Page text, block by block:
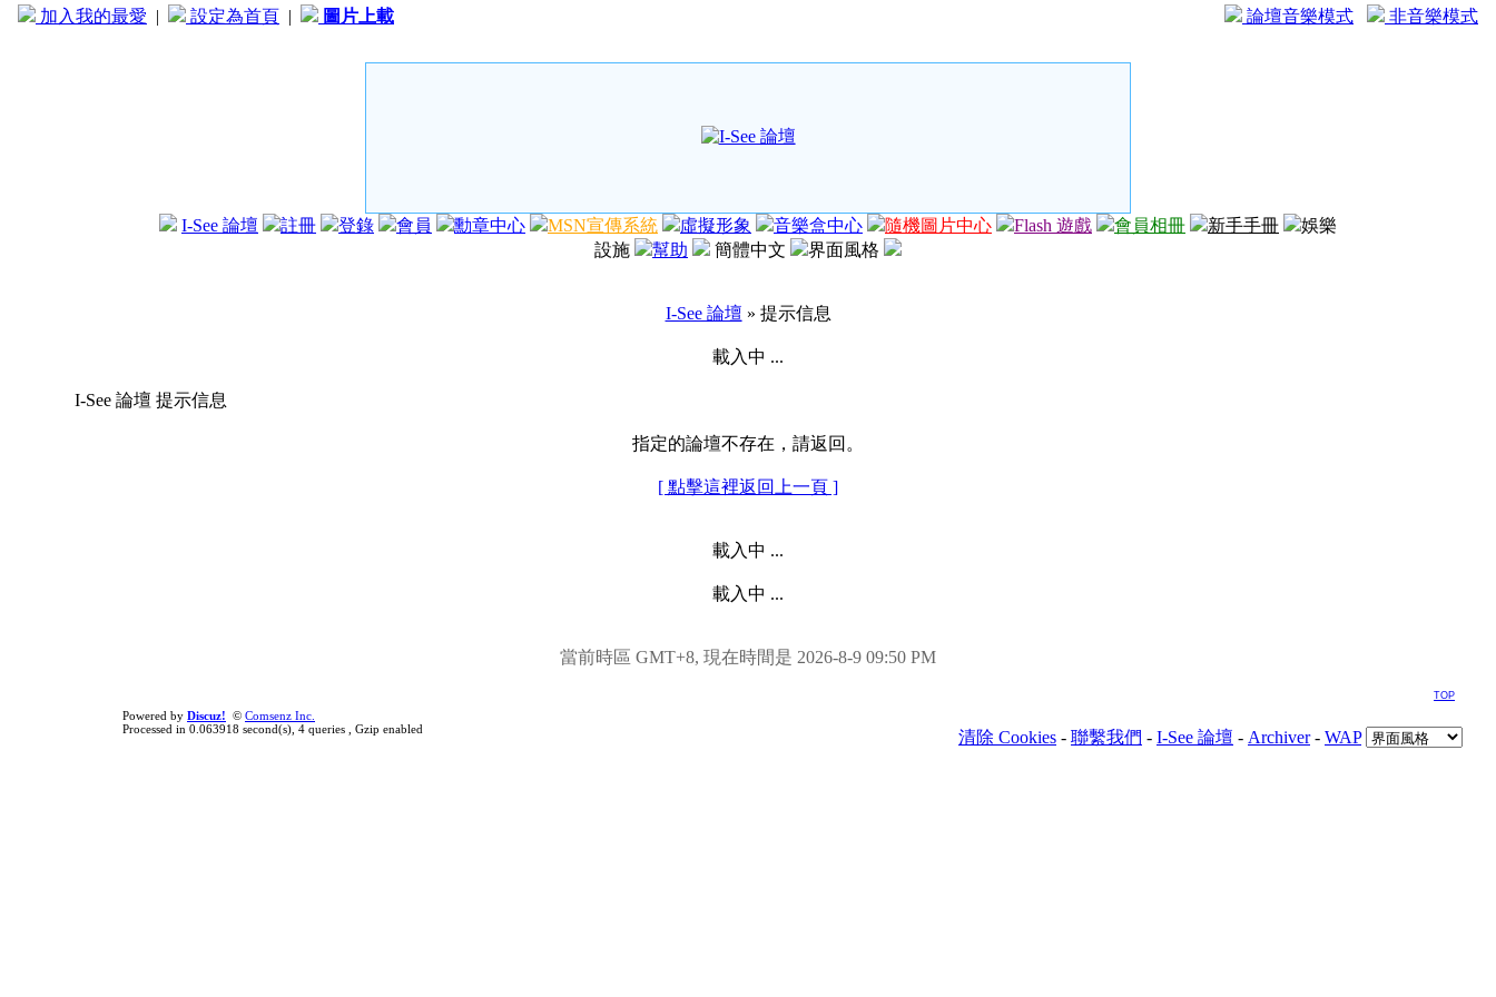
加入我的最愛 | 設定為首頁 | 圖片上載 論壇音樂模式 非音樂模式
I-See 論壇 註冊 登錄 會員 勳章中心 MSN宣傳系統 虛擬形象 音樂盒中心 隨機圖片中心 Flash 遊戲 會員相冊 新手手冊
娛樂
設施
幫助 簡體中文 界面風格
I-See 論壇 » 提示信息
載入中 ...
I-See 論壇 提示信息
指定的論壇不存在，請返回。
[ 點擊這裡返回上一頁 ]
載入中 ...
載入中 ...
當前時區 GMT+8, 現在時間是 2026-8-9 09:50 PM
Powered by Discuz! © Comsenz Inc.
Processed in 0.063918 second(s), 4 queries , Gzip enabled
TOP
清除 Cookies - 聯繫我們 - I-See 論壇 - Archiver- WAP